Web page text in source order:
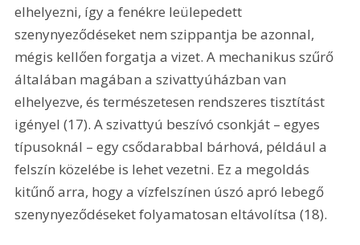
elhelyezni, így a fenékre leülepedett
szenynyeződéseket nem szippantja be azonnal,
mégis kellően forgatja a vizet. A mechanikus szűrő
általában magában a szivattyúházban van
elhelyezve, és természetesen rendszeres tisztítást
igényel (17). A szivattyú beszívó csonkját – egyes
típusoknál – egy csődarabbal bárhová, például a
felszín közelébe is lehet vezetni. Ez a megoldás
kitűnő arra, hogy a vízfelszínen úszó apró lebegő
szenynyeződéseket folyamatosan eltávolítsa (18).